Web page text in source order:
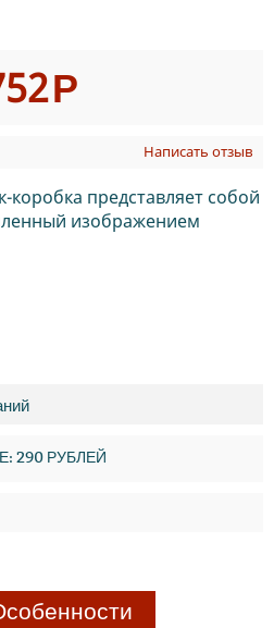
Р
Написать отзыв
коробка представляет собой
изображением
290 РУБЛЕЙ